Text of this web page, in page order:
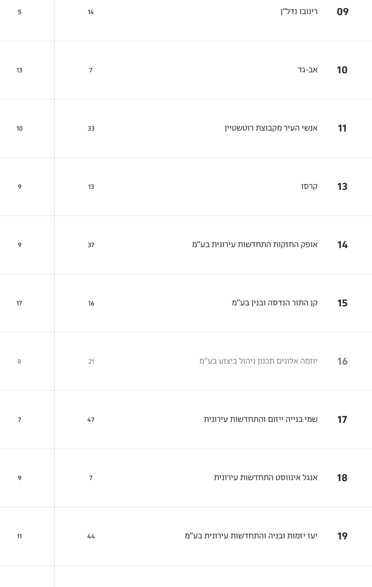
09 רינובו נדל״ן 14
5
10 אב-גד 7
13
11 אנשי העיר מקבוצת רוטשטיין 33
10
13 קרסו 13
9
14 אופק החזקות התחדשות עירונית בע"מ 37
9
15 קן התור הנדסה ובנין בע״מ 16
17
16 יוזמה אלונים תכנון ניהול ביצוע בע"מ 21
8
17 שמי בנייה ייזום והתחדשות עירונית 47
7
18 אנגל אינווסט התחדשות עירונית 7
9
19 יעז יזמות ובניה והתחדשות עירונית בע"מ 44
11